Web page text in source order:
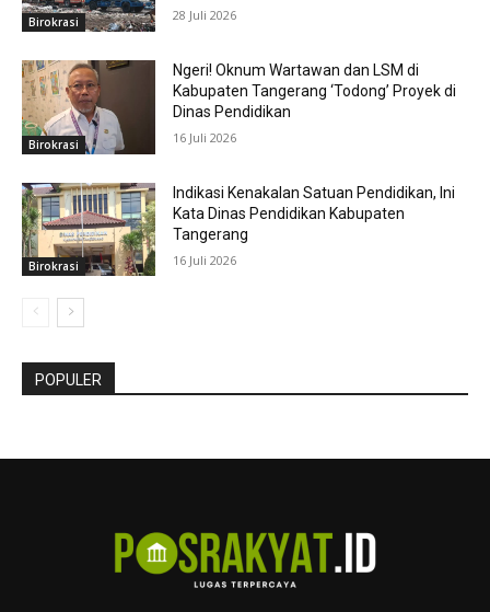
Birokrasi 28 Juli 2026
Birokrasi
Ngeri! Oknum Wartawan dan LSM di
Kabupaten Tangerang ‘Todong’ Proyek di
Dinas Pendidikan
16 Juli 2026
Birokrasi
Indikasi Kenakalan Satuan Pendidikan, Ini
Kata Dinas Pendidikan Kabupaten
Tangerang
16 Juli 2026
POPULER